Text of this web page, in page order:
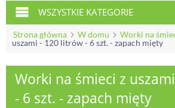
WSZYSTKIE KATEGORIE
Strona główna W domu Worki na
uszami - 120 litrów - 6 szt. - zapach mięty
Worki na śmieci z
- 6 szt. - zapach mięty